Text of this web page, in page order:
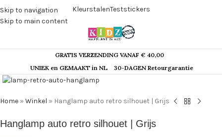
Skip to navigation
Skip to main content
KleurstalenTeststickers
GRATIS VERZENDING VANAF € 40,00
UNIEK en GEMAAKT in NL
30-DAGEN Retourgarantie
Klik om te vergroten
Home » Winkel » Hanglamp auto retro silhouet | Grijs
Hanglamp auto retro silhouet | Grijs